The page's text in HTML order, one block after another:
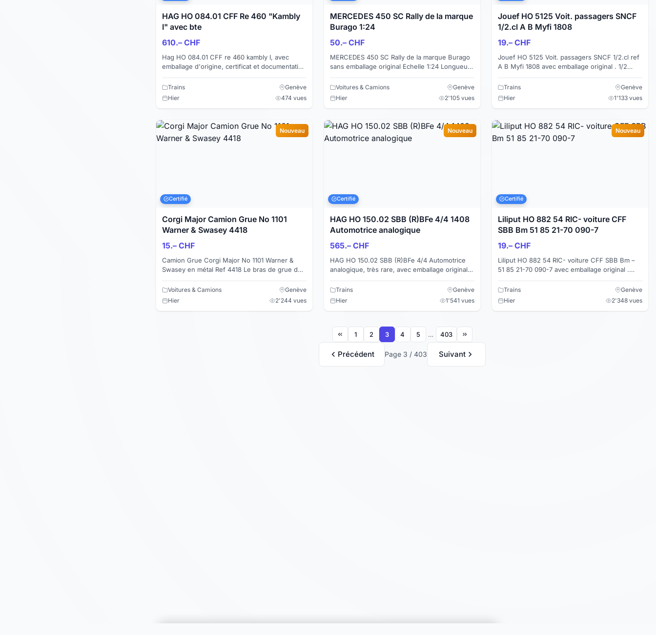
HAG HO 084.01 CFF Re 460 "Kambly
I" avec bte
610.– CHF
Hag HO 084.01 CFF re 460 kambly I, avec
emballage d'origine, certificat et documentation
Courant alternati...
Trains
Genève
Hier
474 vues
MERCEDES 450 SC Rally de la marque
Burago 1:24
50.– CHF
MERCEDES 450 SC Rally de la marque Burago
sans emballage original Echelle 1:24 Longueur :
Structure...
Voitures & Camions
Genève
Hier
2'105 vues
Jouef HO 5125 Voit. passagers SNCF
1/2.cl A B Myfi 1808
19.– CHF
Jouef HO 5125 Voit. passagers SNCF 1/2.cl ref
A B Myfi 1808 avec emballage original . 1/2
Aménagement...
Trains
Genève
Hier
1'133 vues
Nouveau
Certifié
Corgi Major Camion Grue No 1101
Warner & Swasey 4418
15.– CHF
Camion Grue Corgi Major No 1101 Warner &
Swasey en métal Ref 4418 Le bras de grue de
stabilisateur jaune sur...
Voitures & Camions
Genève
Hier
2'244 vues
Nouveau
Certifié
HAG HO 150.02 SBB (R)BFe 4/4 1408
Automotrice analogique
565.– CHF
HAG HO 150.02 SBB (R)BFe 4/4 Automotrice
analogique, très rare, avec emballage original .
de G. Ke...
Trains
Genève
Hier
1'541 vues
Nouveau
Certifié
Liliput HO 882 54 RIC- voiture CFF
SBB Bm 51 85 21-70 090-7
19.– CHF
Liliput HO 882 54 RIC- voiture CFF SBB Bm –
51 85 21-70 090-7 avec emballage original .
état (...
Trains
Genève
Hier
2'348 vues
Précédent Page 3 / 403 Suivant
1 2 3 4 5 … 403